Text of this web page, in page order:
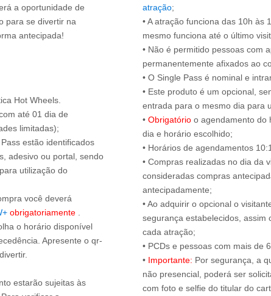
a oportunidade de
para se divertir na
antecipada!
Hot Wheels.
até 01 dia de
limitadas);
estão identificados
adesivo ou portal, sendo
utilização do
você deverá
obrigatoriamente
o horário disponível
Apresente o qr-
estarão sujeitas às
atração;
• A atração funciona das 10h às
mesmo funciona até o último
• Não é permitido pessoas com
permanentemente afixados ao
• O Single Pass é nominal e
• Este produto é um opcional,
entrada para o mesmo dia para
• Obrigatório o agendamento do
dia e horário escolhido;
• Horários de agendamentos
• Compras realizadas no dia da
consideradas compras
antecipadamente;
• Ao adquirir o opcional o
segurança estabelecidos, assim
cada atração;
• PCDs e pessoas com mais de
• Importante: Por segurança, a
não presencial, poderá ser
com foto e selfie do titular do